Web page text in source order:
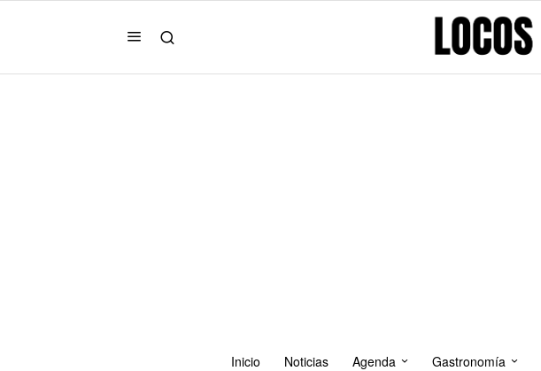
Inicio Noticias Agenda Gastronomía